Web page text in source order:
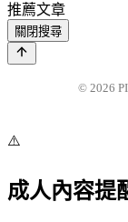
推薦文章
關閉搜尋
© 2026
⚠️
成人內容提